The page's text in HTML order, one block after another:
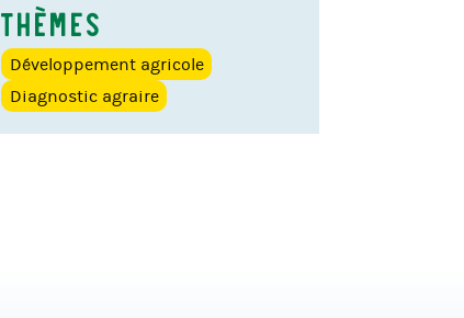
Thèmes
Développement agricole
Diagnostic agraire